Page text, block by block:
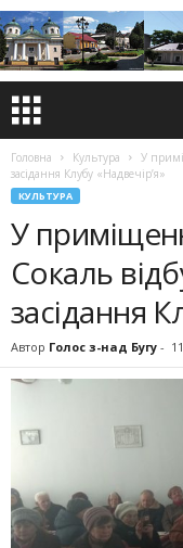
Головна Культура
У
засідання Клубу «Надвечір’я»
КУЛЬТУРА
У
Сокаль
засідання
Автор Голос з-над Бугу -